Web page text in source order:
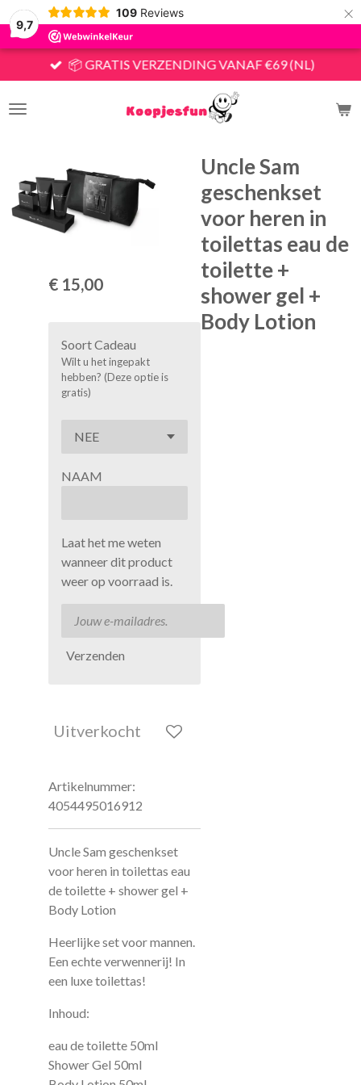
9,7
109 Reviews ×
📦 GRATIS VERZENDING VANAF €69 (NL)
Uncle Sam
geschenkset
voor heren in
toilettas eau de
toilette +
shower gel +
Body Lotion
€ 15,00
Soort Cadeau
Wilt u het ingepakt
hebben? (Deze optie is
gratis)
NAAM
Laat het me weten
wanneer dit product
weer op voorraad is.
Verzenden
Uitverkocht
Artikelnummer:
4054495016912
Uncle Sam geschenkset
voor heren in toilettas eau
de toilette + shower gel +
Body Lotion
Heerlijke set voor mannen.
Een echte verwennerij! In
een luxe toilettas!
Inhoud:
eau de toilette 50ml
Shower Gel 50ml